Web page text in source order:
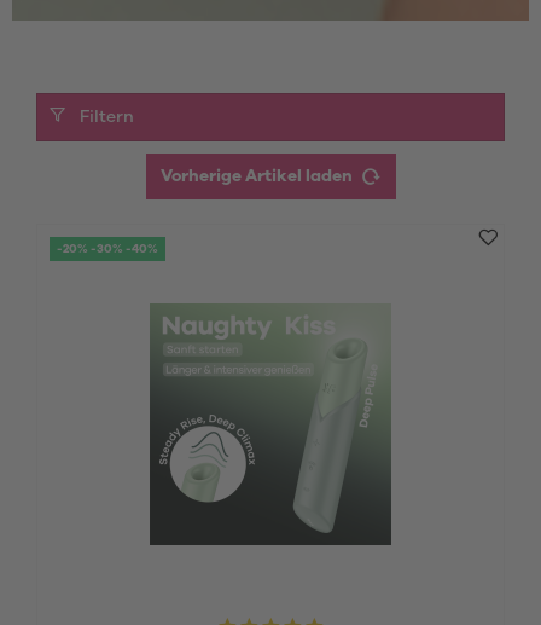
Filtern
Vorherige Artikel laden
-20% -30% -40%